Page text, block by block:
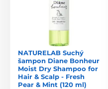
NATURELAB Suchý
šampon Diane Bonheur
Moist Dry Shampoo for
Hair & Scalp - Fresh
Pear & Mint (120 ml)